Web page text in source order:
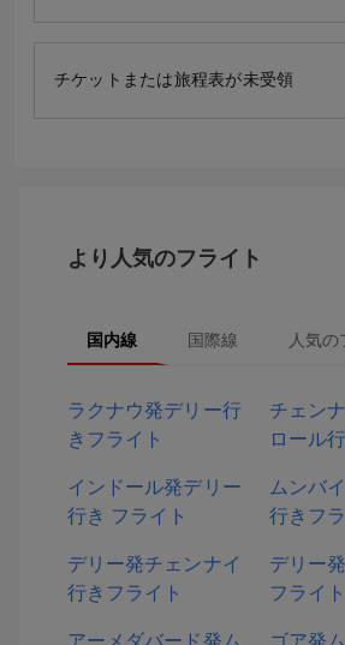
チケットまたは旅程表が未受領
より人気のフライト
国内線 国際線 人気の
ラクナウ発デリー行
きフライト
チェン
ロール
インドール発デリー
行き フライト
ムンバ
行きフ
デリー発チェンナイ
行きフライト
デリー
フライト
アーメダバード発ム
ゴア発